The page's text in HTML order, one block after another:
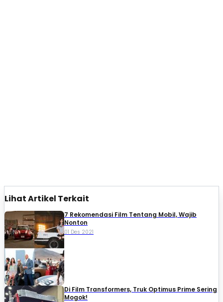
Lihat Artikel Terkait
7 Rekomendasi Film Tentang Mobil, Wajib
Nonton
01 Des 2021
Di Film Transformers, Truk Optimus Prime Sering
Mogok!